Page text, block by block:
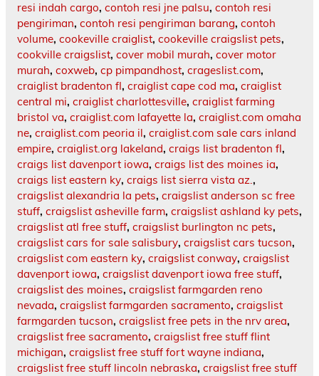
resi indah cargo, contoh resi jne palsu, contoh resi
pengiriman, contoh resi pengiriman barang, contoh
volume, cookeville craiglist, cookeville craigslist pets,
cookville craigslist, cover mobil murah, cover motor
murah, coxweb, cp pimpandhost, crageslist.com,
craiglist bradenton fl, craiglist cape cod ma, craiglist
central mi, craiglist charlottesville, craiglist farming
bristol va, craiglist.com lafayette la, craiglist.com omaha
ne, craiglist.com peoria il, craiglist.com sale cars inland
empire, craiglist.org lakeland, craigs list bradenton fl,
craigs list davenport iowa, craigs list des moines ia,
craigs list eastern ky, craigs list sierra vista az.,
craigslist alexandria la pets, craigslist anderson sc free
stuff, craigslist asheville farm, craigslist ashland ky pets,
craigslist atl free stuff, craigslist burlington nc pets,
craigslist cars for sale salisbury, craigslist cars tucson,
craigslist com eastern ky, craigslist conway, craigslist
davenport iowa, craigslist davenport iowa free stuff,
craigslist des moines, craigslist farmgarden reno
nevada, craigslist farmgarden sacramento, craigslist
farmgarden tucson, craigslist free pets in the nrv area,
craigslist free sacramento, craigslist free stuff flint
michigan, craigslist free stuff fort wayne indiana,
craigslist free stuff lincoln nebraska, craigslist free stuff